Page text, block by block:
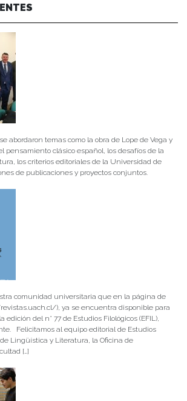
abordaron temas como la obra de Lope de Vega y
pensamiento clásico español, los desafíos de la
los criterios editoriales de la Universidad de
de publicaciones y proyectos conjuntos.
comunidad universitaria que en la página de
), ya se encuentra disponible para
edición del n° 77 de Estudios Filológicos (EFIL),
Felicitamos al equipo editorial de Estudios
Lingüística y Literatura, la Oficina de
[…]